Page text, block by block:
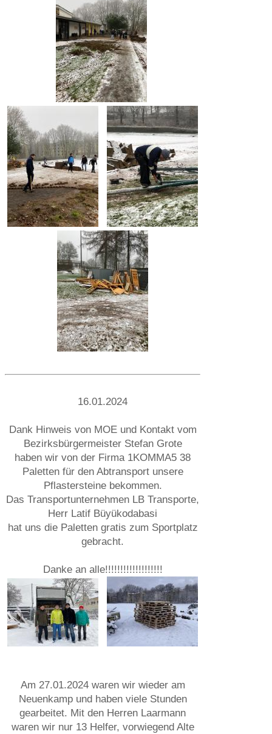
16.01.2024
Dank Hinweis von MOE und Kontakt vom
Bezirksbürgermeister Stefan Grote
haben wir von der Firma 1KOMMA5 38
Paletten für den Abtransport unsere
Pflastersteine bekommen.
Das Transportunternehmen LB Transporte,
Herr Latif Büyükodabasi
hat uns die Paletten gratis zum Sportplatz
gebracht.
Danke an alle!!!!!!!!!!!!!!!!!!!
Am 27.01.2024 waren wir wieder am
Neuenkamp und haben viele Stunden
gearbeitet. Mit den Herren Laarmann
waren wir nur 13 Helfer, vorwiegend Alte